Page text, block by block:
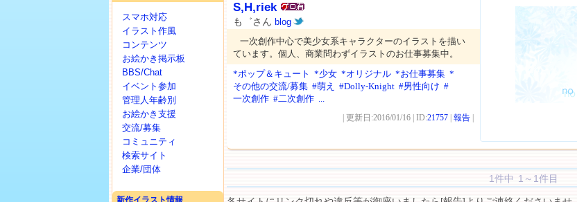
スマホ対応
イラスト作風
コンテンツ
お絵かき掲示板
BBS/Chat
イベント参加
管理人年齢別
お絵かき支援
交流/募集
コミュニティ
検索サイト
企業/団体
新作イラスト情報
S,H,riek
も゛さん blog
一次創作中心で美少女系キャラクターのイラストを描い
ています。個人、商業問わずイラストのお仕事募集中。
*ポップ＆キュート *少女 *オリジナル *お仕事募集 *
その他の交流/募集 #萌え #Dolly-Knight #男性向け #
一次創作 #二次創作 ...
| 更新日:2016/01/16 | ID:21757 報告
1件中 1～1件目